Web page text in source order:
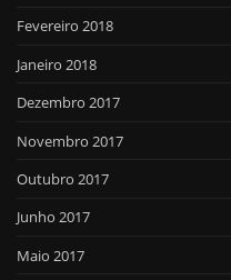
Fevereiro 2018
Janeiro 2018
Dezembro 2017
Novembro 2017
Outubro 2017
Junho 2017
Maio 2017